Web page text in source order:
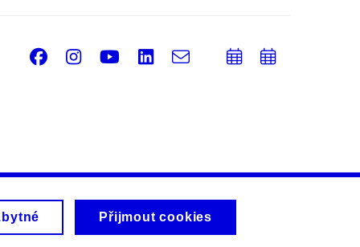
Facebook
Instagram
Youtube
LinkedIn
e-
PřidatPřidat
Přijmout cookies